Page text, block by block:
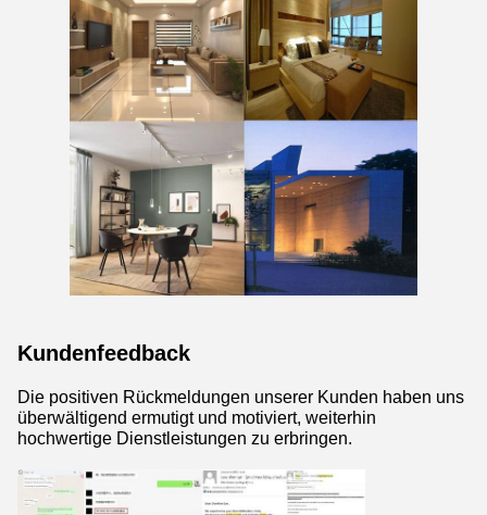
Kundenfeedback
Die positiven Rückmeldungen unserer Kunden haben uns
überwältigend ermutigt und motiviert, weiterhin
hochwertige Dienstleistungen zu erbringen.